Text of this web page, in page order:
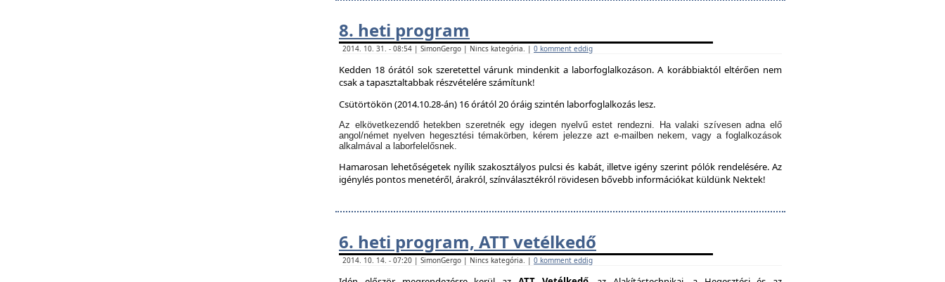
8. heti program
2014. 10. 31. - 08:54 | SimonGergo | Nincs kategória. | 0 komment eddig
Kedden 18 órától sok szeretettel várunk mindenkit a laborfoglalkozáson. A korábbiaktól eltérően nem
csak a tapasztaltabbak részvételére számítunk!
Csütörtökön (2014.10.28-án) 16 órától 20 óráig szintén laborfoglalkozás lesz.
Az elkövetkezendő hetekben szeretnék egy idegen nyelvű estet rendezni. Ha valaki szívesen adna elő
angol/német nyelven hegesztési témakörben, kérem jelezze azt e-mailben nekem, vagy a foglalkozások
alkalmával a laborfelelősnek.
Hamarosan lehetőségetek nyílik szakosztályos pulcsi és kabát, illetve igény szerint pólók rendelésére. Az
igénylés pontos menetéről, árakról, színválasztékról rövidesen bővebb információkat küldünk Nektek!
6. heti program, ATT vetélkedő
2014. 10. 14. - 07:20 | SimonGergo | Nincs kategória. | 0 komment eddig